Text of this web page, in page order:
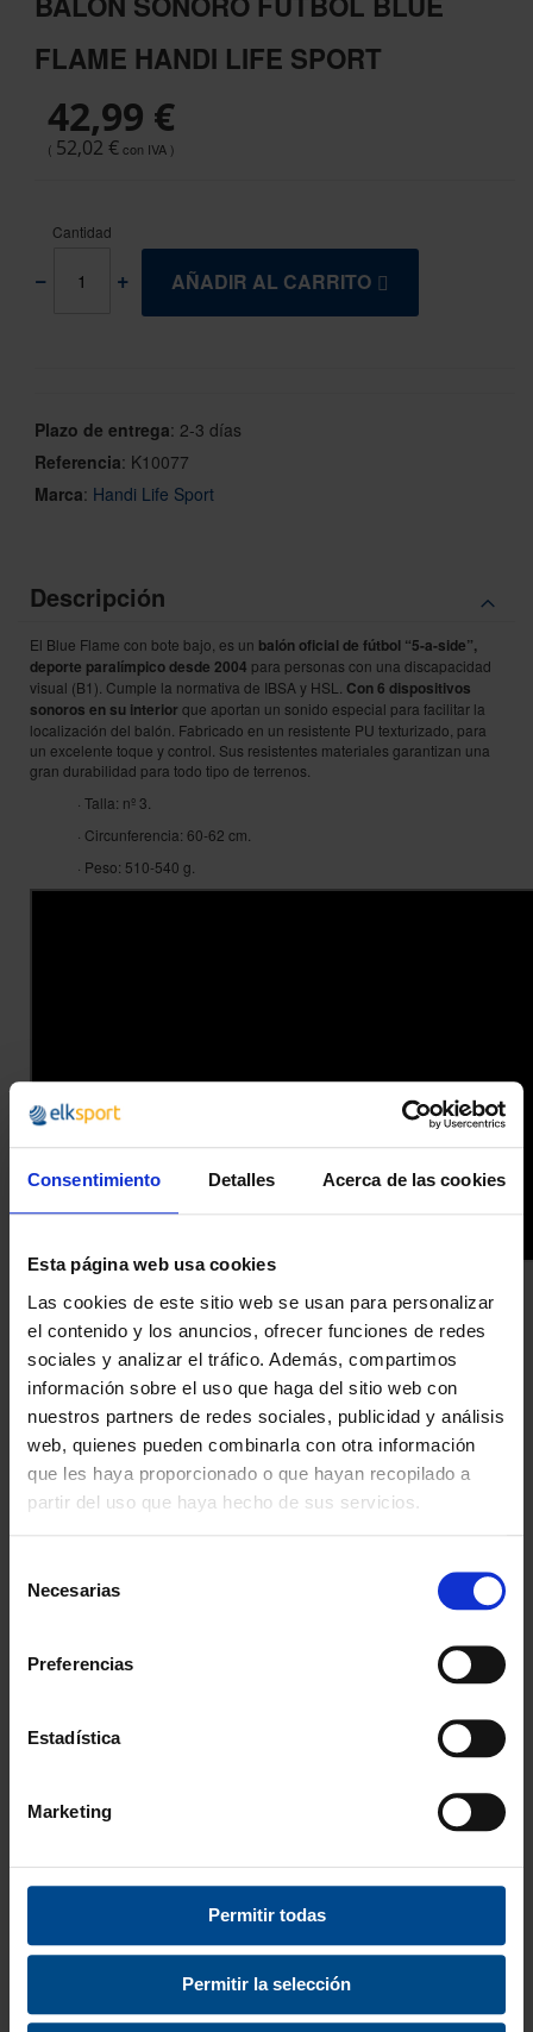
Consentimiento Detalles Acerca de las cookies
Esta página web usa cookies
Las cookies de este sitio web se usan para personalizar
el contenido y los anuncios, ofrecer funciones de redes
sociales y analizar el tráfico. Además, compartimos
información sobre el uso que haga del sitio web con
nuestros partners de redes sociales, publicidad y análisis
web, quienes pueden combinarla con otra información
que les haya proporcionado o que hayan recopilado a
partir del uso que haya hecho de sus servicios.
Necesarias
Preferencias
Estadística
Marketing
Permitir todas
Permitir la selección
the
images
gallery
FLAME HANDI LIFE SPORT
42,99 €
52,02 €
Cantidad
AÑADIR AL CARRITO
Plazo de entrega: 2-3 días
Referencia: K10077
Marca: Handi Life Sport
Descripción
El Blue Flame con bote bajo, es un balón oficial de fútbol “5-a-side”,
deporte paralímpico desde 2004 para personas con una discapacidad
visual (B1). Cumple la normativa de IBSA y HSL. Con 6 dispositivos
sonoros en su interior que aportan un sonido especial para facilitar la
localización del balón. Fabricado en un resistente PU texturizado, para
un excelente toque y control. Sus resistentes materiales garantizan una
gran durabilidad para todo tipo de terrenos.
· Talla: nº 3.
· Circunferencia: 60-62 cm.
· Peso: 510-540 g.
¿POR QUÉ ELEGIRNOS?
Desde 1988
Innovando contigo
Especialistas en colectivos
Envío gratis
Garantía
ISO 9001:2015
Descubre todos nuestros beneficios
FORMAS DE PAGO